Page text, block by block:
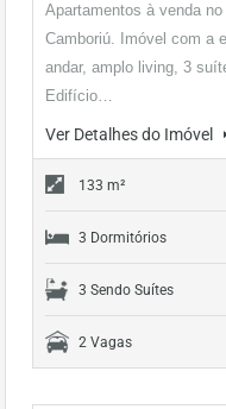
Apartamentos à venda
Camboriú. Imóvel com a
andar, amplo living, 3
Edifício…
Ver Detalhes do Imóvel
133 m²
3 Dormitórios
3 Sendo Suítes
2 Vagas